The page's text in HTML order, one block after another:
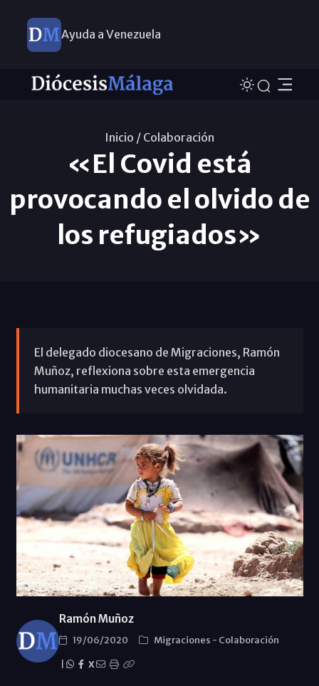
Ayuda a Venezuela
Inicio / Colaboración
«El Covid está
provocando el olvido de
los refugiados»
El delegado diocesano de Migraciones, Ramón
Muñoz, reflexiona sobre esta emergencia
humanitaria muchas veces olvidada.
Ramón Muñoz
19/06/2020 Migraciones - Colaboración
X